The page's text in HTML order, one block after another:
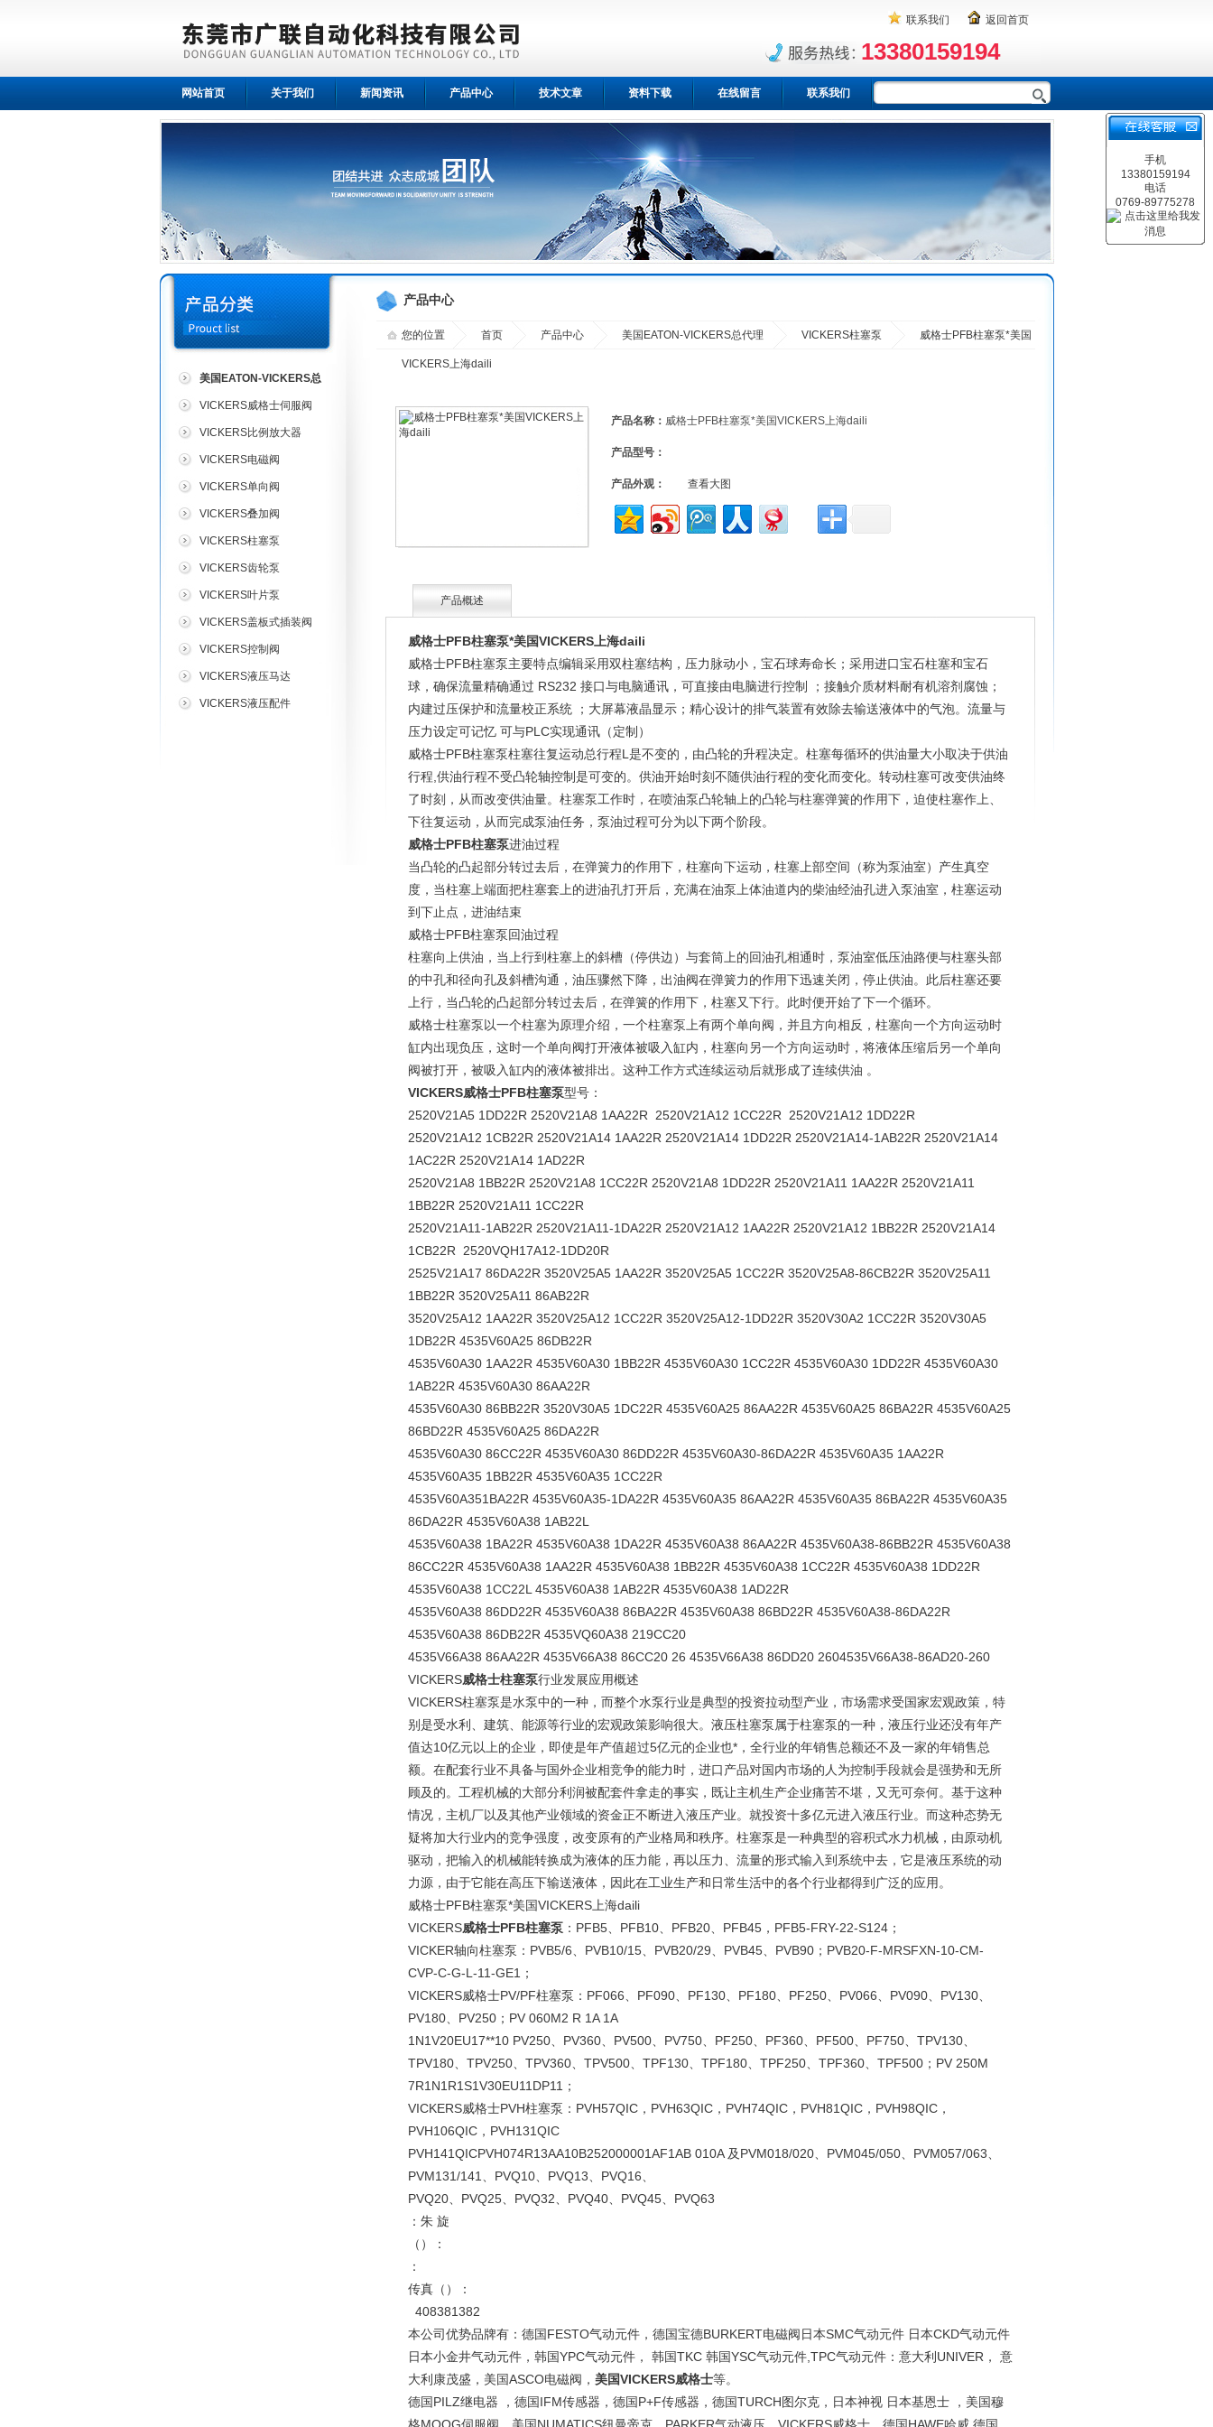
联系我们 返回首页
13380159194
网站首页 关于我们 新闻资讯 产品中心 技术文章 资料下载 在线留言 联系我们
美国EATON-VICKERS总
代理
VICKERS威格士伺服阀
VICKERS比例放大器
VICKERS电磁阀
VICKERS单向阀
VICKERS叠加阀
VICKERS柱塞泵
VICKERS齿轮泵
VICKERS叶片泵
VICKERS盖板式插装阀
VICKERS控制阀
VICKERS液压马达
VICKERS液压配件
产品中心
您的位置 首页 产品中心 美国EATON-VICKERS总代理 VICKERS柱塞泵 威格士PFB柱塞泵*美国
VICKERS上海daili
产品名称： 威格士PFB柱塞泵*美国VICKERS上海daili
产品型号：
产品外观： 查看大图
产品概述
威格士PFB柱塞泵*美国VICKERS上海daili
威格士PFB柱塞泵主要特点编辑采用双柱塞结构，压力脉动小，宝石球寿命长；采用进口宝石柱塞和宝石
球，确保流量精确通过 RS232 接口与电脑通讯，可直接由电脑进行控制 ；接触介质材料耐有机溶剂腐蚀；
内建过压保护和流量校正系统 ；大屏幕液晶显示；精心设计的排气装置有效除去输送液体中的气泡。流量与
压力设定可记忆 可与PLC实现通讯（定制）
威格士PFB柱塞泵柱塞往复运动总行程L是不变的，由凸轮的升程决定。柱塞每循环的供油量大小取决于供油
行程,供油行程不受凸轮轴控制是可变的。供油开始时刻不随供油行程的变化而变化。转动柱塞可改变供油终
了时刻，从而改变供油量。柱塞泵工作时，在喷油泵凸轮轴上的凸轮与柱塞弹簧的作用下，迫使柱塞作上、
下往复运动，从而完成泵油任务，泵油过程可分为以下两个阶段。
威格士PFB柱塞泵进油过程
当凸轮的凸起部分转过去后，在弹簧力的作用下，柱塞向下运动，柱塞上部空间（称为泵油室）产生真空
度，当柱塞上端面把柱塞套上的进油孔打开后，充满在油泵上体油道内的柴油经油孔进入泵油室，柱塞运动
到下止点，进油结束
威格士PFB柱塞泵回油过程
柱塞向上供油，当上行到柱塞上的斜槽（停供边）与套筒上的回油孔相通时，泵油室低压油路便与柱塞头部
的中孔和径向孔及斜槽沟通，油压骤然下降，出油阀在弹簧力的作用下迅速关闭，停止供油。此后柱塞还要
上行，当凸轮的凸起部分转过去后，在弹簧的作用下，柱塞又下行。此时便开始了下一个循环。
威格士柱塞泵以一个柱塞为原理介绍，一个柱塞泵上有两个单向阀，并且方向相反，柱塞向一个方向运动时
缸内出现负压，这时一个单向阀打开液体被吸入缸内，柱塞向另一个方向运动时，将液体压缩后另一个单向
阀被打开，被吸入缸内的液体被排出。这种工作方式连续运动后就形成了连续供油 。
VICKERS威格士PFB柱塞泵型号：
2520V21A5 1DD22R 2520V21A8 1AA22R 2520V21A12 1CC22R 2520V21A12 1DD22R
2520V21A12 1CB22R 2520V21A14 1AA22R 2520V21A14 1DD22R 2520V21A14-1AB22R 2520V21A14
1AC22R 2520V21A14 1AD22R
2520V21A8 1BB22R 2520V21A8 1CC22R 2520V21A8 1DD22R 2520V21A11 1AA22R 2520V21A11
1BB22R 2520V21A11 1CC22R
2520V21A11-1AB22R 2520V21A11-1DA22R 2520V21A12 1AA22R 2520V21A12 1BB22R 2520V21A14
1CB22R 2520VQH17A12-1DD20R
2525V21A17 86DA22R 3520V25A5 1AA22R 3520V25A5 1CC22R 3520V25A8-86CB22R 3520V25A11
1BB22R 3520V25A11 86AB22R
3520V25A12 1AA22R 3520V25A12 1CC22R 3520V25A12-1DD22R 3520V30A2 1CC22R 3520V30A5
1DB22R 4535V60A25 86DB22R
4535V60A30 1AA22R 4535V60A30 1BB22R 4535V60A30 1CC22R 4535V60A30 1DD22R 4535V60A30
1AB22R 4535V60A30 86AA22R
4535V60A30 86BB22R 3520V30A5 1DC22R 4535V60A25 86AA22R 4535V60A25 86BA22R 4535V60A25
86BD22R 4535V60A25 86DA22R
4535V60A30 86CC22R 4535V60A30 86DD22R 4535V60A30-86DA22R 4535V60A35 1AA22R
4535V60A35 1BB22R 4535V60A35 1CC22R
4535V60A351BA22R 4535V60A35-1DA22R 4535V60A35 86AA22R 4535V60A35 86BA22R 4535V60A35
86DA22R 4535V60A38 1AB22L
4535V60A38 1BA22R 4535V60A38 1DA22R 4535V60A38 86AA22R 4535V60A38-86BB22R 4535V60A38
86CC22R 4535V60A38 1AA22R 4535V60A38 1BB22R 4535V60A38 1CC22R 4535V60A38 1DD22R
4535V60A38 1CC22L 4535V60A38 1AB22R 4535V60A38 1AD22R
4535V60A38 86DD22R 4535V60A38 86BA22R 4535V60A38 86BD22R 4535V60A38-86DA22R
4535V60A38 86DB22R 4535VQ60A38 219CC20
4535V66A38 86AA22R 4535V66A38 86CC20 26 4535V66A38 86DD20 2604535V66A38-86AD20-260
VICKERS威格士柱塞泵行业发展应用概述
VICKERS柱塞泵是水泵中的一种，而整个水泵行业是典型的投资拉动型产业，市场需求受国家宏观政策，特
别是受水利、建筑、能源等行业的宏观政策影响很大。液压柱塞泵属于柱塞泵的一种，液压行业还没有年产
值达10亿元以上的企业，即使是年产值超过5亿元的企业也*，全行业的年销售总额还不及一家的年销售总
额。在配套行业不具备与国外企业相竞争的能力时，进口产品对国内市场的人为控制手段就会是强势和无所
顾及的。工程机械的大部分利润被配套件拿走的事实，既让主机生产企业痛苦不堪，又无可奈何。基于这种
情况，主机厂以及其他产业领域的资金正不断进入液压产业。就投资十多亿元进入液压行业。而这种态势无
疑将加大行业内的竞争强度，改变原有的产业格局和秩序。柱塞泵是一种典型的容积式水力机械，由原动机
驱动，把输入的机械能转换成为液体的压力能，再以压力、流量的形式输入到系统中去，它是液压系统的动
力源，由于它能在高压下输送液体，因此在工业生产和日常生活中的各个行业都得到广泛的应用。
威格士PFB柱塞泵*美国VICKERS上海daili
VICKERS威格士PFB柱塞泵：PFB5、PFB10、PFB20、PFB45，PFB5-FRY-22-S124；
VICKER轴向柱塞泵：PVB5/6、PVB10/15、PVB20/29、PVB45、PVB90；PVB20-F-MRSFXN-10-CM-
CVP-C-G-L-11-GE1；
VICKERS威格士PV/PF柱塞泵：PF066、PF090、PF130、PF180、PF250、PV066、PV090、PV130、
PV180、PV250；PV 060M2 R 1A 1A
1N1V20EU17**10 PV250、PV360、PV500、PV750、PF250、PF360、PF500、PF750、TPV130、
TPV180、TPV250、TPV360、TPV500、TPF130、TPF180、TPF250、TPF360、TPF500；PV 250M
7R1N1R1S1V30EU11DP11；
VICKERS威格士PVH柱塞泵：PVH57QIC，PVH63QIC，PVH74QIC，PVH81QIC，PVH98QIC，
PVH106QIC，PVH131QIC
PVH141QICPVH074R13AA10B252000001AF1AB 010A 及PVM018/020、PVM045/050、PVM057/063、
PVM131/141、PVQ10、PVQ13、PVQ16、
PVQ20、PVQ25、PVQ32、PVQ40、PVQ45、PVQ63
：朱 旋
（）：
：
传真（）：
408381382
本公司优势品牌有：德国FESTO气动元件，德国宝德BURKERT电磁阀日本SMC气动元件 日本CKD气动元件
日本小金井气动元件，韩国YPC气动元件， 韩国TKC 韩国YSC气动元件,TPC气动元件：意大利UNIVER， 意
大利康茂盛，美国ASCO电磁阀， 美国VICKERS威格士等。
德国PILZ继电器 ，德国IFM传感器，德国P+F传感器，德国TURCH图尔克，日本神视 日本基恩士 ，美国穆
手机
13380159194
电话
0769-89775278